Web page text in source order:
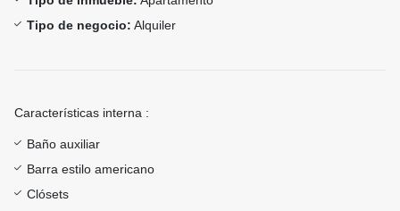
Tipo de negocio: Alquiler
Características interna :
Baño auxiliar
Barra estilo americano
Clósets